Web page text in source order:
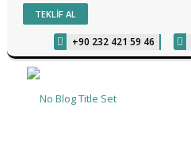
TEKLİF AL
+90 232 421 59 46